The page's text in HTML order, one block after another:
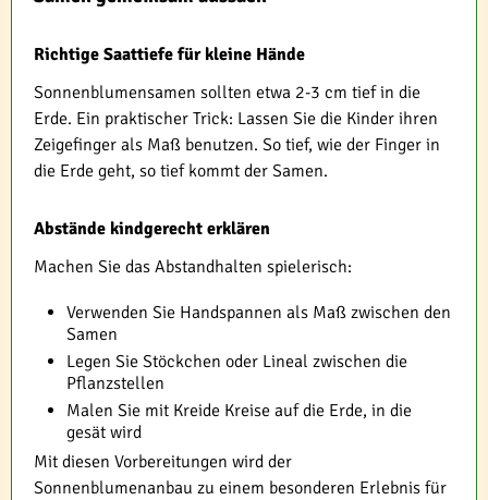
Richtige Saattiefe für kleine Hände
Sonnenblumensamen sollten etwa 2-3 cm tief in die
Erde. Ein praktischer Trick: Lassen Sie die Kinder ihren
Zeigefinger als Maß benutzen. So tief, wie der Finger in
die Erde geht, so tief kommt der Samen.
Abstände kindgerecht erklären
Machen Sie das Abstandhalten spielerisch:
Verwenden Sie Handspannen als Maß zwischen den
Samen
Legen Sie Stöckchen oder Lineal zwischen die
Pflanzstellen
Malen Sie mit Kreide Kreise auf die Erde, in die
gesät wird
Mit diesen Vorbereitungen wird der
Sonnenblumenanbau zu einem besonderen Erlebnis für